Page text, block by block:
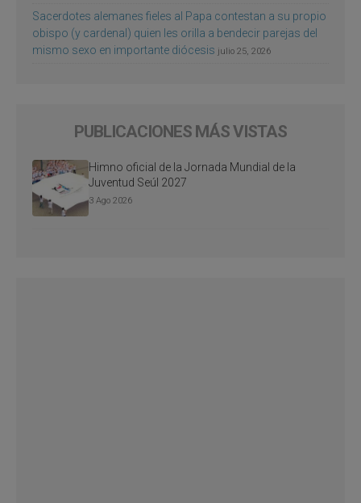
Sacerdotes alemanes fieles al Papa contestan a su propio
obispo (y cardenal) quien les orilla a bendecir parejas del
mismo sexo en importante diócesis julio 25, 2026
PUBLICACIONES MÁS VISTAS
Himno oficial de la Jornada Mundial de la
Juventud Seúl 2027
3 Ago 2026